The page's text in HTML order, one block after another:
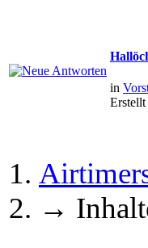
in
Erstellt
→